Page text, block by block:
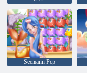
Seemann Pop